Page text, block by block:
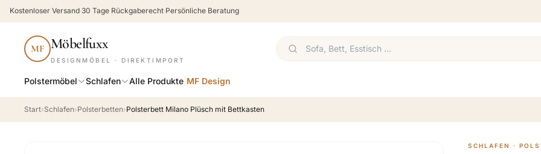
Kostenloser Versand·30 Tage Rückgaberecht·Persönliche Beratung
MF Möbelfuxx
DESIGNMÖBEL · DIREKTIMPORT
Polstermöbel Schlafen Alle Produkte MF Design
Start›Schlafen›Polsterbetten›Polsterbett Milano Plüsch mit Bettkasten
SCHLAFEN ·